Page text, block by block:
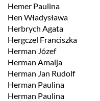
Hemer Paulina
Hen Władysława
Herbrych Agata
Hergczel Franciszka
Herman Józef
Herman Amalja
Herman Jan Rudolf
Herman Paulina
Herman Paulina